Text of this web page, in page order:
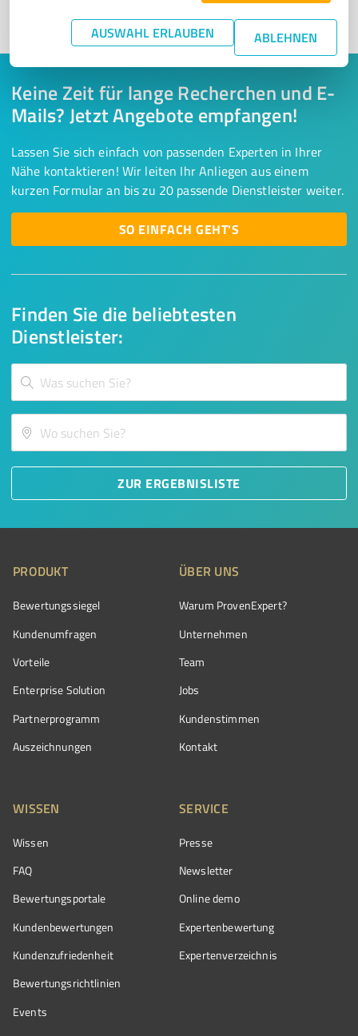
AUSWAHL ERLAUBEN ABLEHNEN
Finden Sie die beliebtesten
Dienstleister:
ZUR ERGEBNISLISTE
Keine Zeit für lange Recherchen und E-
Mails? Jetzt Angebote empfangen!
Lassen Sie sich einfach von passenden Experten in Ihrer
Nähe kontaktieren! Wir leiten Ihr Anliegen aus einem
kurzen Formular an bis zu 20 passende Dienstleister weiter.
SO EINFACH GEHT'S
PRODUKT
Bewertungssiegel
Kundenumfragen
Vorteile
Enterprise Solution
Partnerprogramm
Auszeichnungen
ÜBER UNS
Warum ProvenExpert?
Unternehmen
Team
Jobs
Kundenstimmen
Kontakt
WISSEN
Wissen
FAQ
Bewertungsportale
Kundenbewertungen
Kundenzufriedenheit
Bewertungs­richtlinien
Events
SERVICE
Presse
Newsletter
Online demo
Expertenbewertung
Expertenverzeichnis